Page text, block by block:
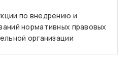
по внедрению и
нормативных правовых
организации